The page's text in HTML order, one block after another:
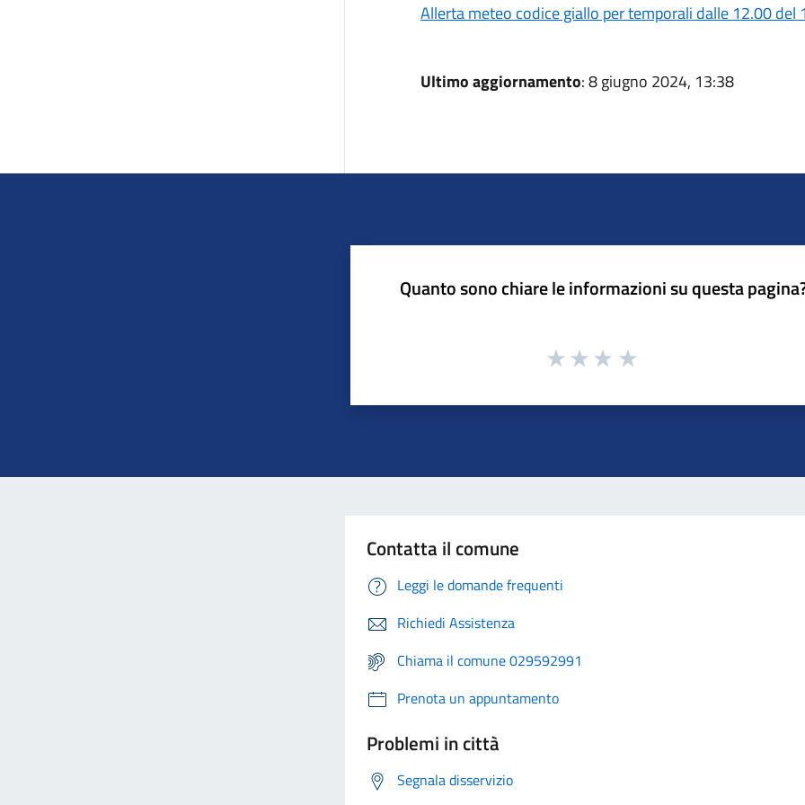
Allerta meteo codice giallo per temporali dalle 12.00
Ultimo aggiornamento: 8 giugno 2024, 13:38
Quanto sono chiare le informazioni su questa
Contatta il comune
Leggi le domande frequenti
Richiedi Assistenza
Chiama il comune 029592991
Prenota un appuntamento
Problemi in città
Segnala disservizio